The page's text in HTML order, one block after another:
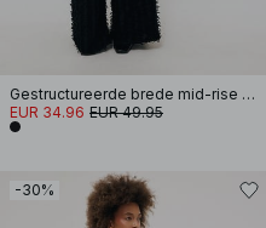
Gestructureerde brede mid-rise broek
EUR 34.96 EUR 49.95
-30%